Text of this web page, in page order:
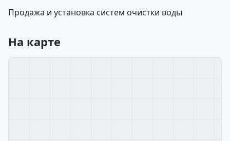
Продажа и установка систем очистки воды
На карте